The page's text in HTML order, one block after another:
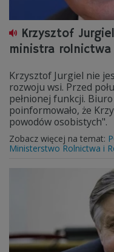
Krzysztof
ministra rolnictwa
Krzysztof Jurgiel nie
rozwoju wsi. Przed
pełnionej funkcji.
poinformowało, że
powodów osobistych".
Zobacz więcej na temat:
Ministerstwo Rolnictwa i